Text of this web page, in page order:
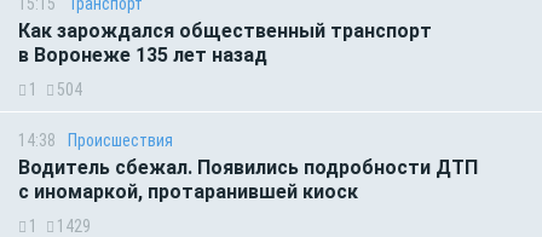
Как зарождался общественный транспорт
в Воронеже 135 лет назад
1 504
14:38 Происшествия
Водитель сбежал. Появились подробности ДТП
с иномаркой, протаранившей киоск
1 1429